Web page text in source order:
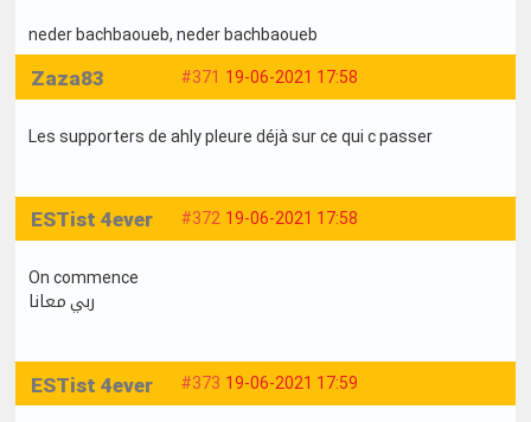
neder bachbaoueb, neder bachbaoueb
#371 19-06-2021 17:58
Zaza83
Les supporters de ahly pleure déjà sur ce qui c passer
#372 19-06-2021 17:58
ESTist 4ever
On commence
ربي معانا
#373 19-06-2021 17:59
ESTist 4ever